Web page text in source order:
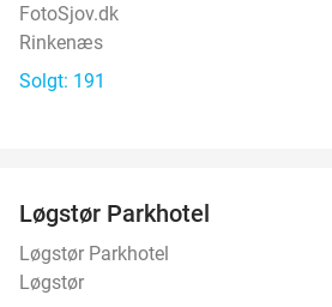
FotoSjov.dk
Rinkenæs
Solgt: 191
Løgstør Parkhotel
Løgstør Parkhotel
Løgstør